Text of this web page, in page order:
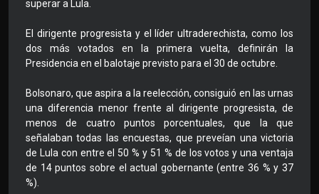
superar a Lula.
El dirigente progresista y el líder ultraderechista, como los
dos más votados en la primera vuelta, definirán la
Presidencia en el balotaje previsto para el 30 de octubre.
Bolsonaro, que aspira a la reelección, consiguió en las urnas
una diferencia menor frente al dirigente progresista, de
menos de cuatro puntos porcentuales, que la que
señalaban todas las encuestas, que preveían una victoria
de Lula con entre el 50 % y 51 % de los votos y una ventaja
de 14 puntos sobre el actual gobernante (entre 36 % y 37
%).